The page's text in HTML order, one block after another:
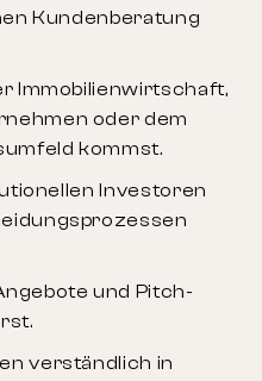
Kundenberatung
Immobilienwirtschaft,
oder dem
kommst.
Investoren
und Pitch-
verständlich in